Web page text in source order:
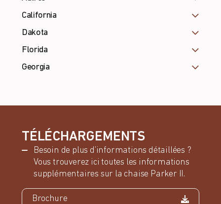
California
Dakota
Florida
Georgia
TÉLÉCHARGEMENTS
Besoin de plus d’informations détaillées ?
Vous trouverez ici toutes les informations
supplémentaires sur la chaise Parker II.
Brochure